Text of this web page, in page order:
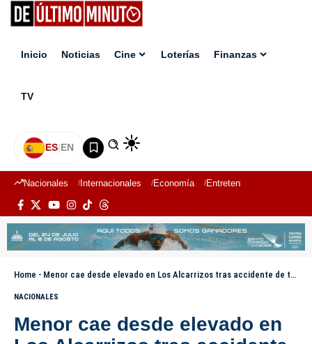
Inicio Noticias Cine Loterías Finanzas
TV
ES|EN
Nacionales Internacionales Economía Entretenimiento
Home - Menor cae desde elevado en Los Alcarrizos tras accidente de tránsito
NACIONALES
Menor cae desde elevado en